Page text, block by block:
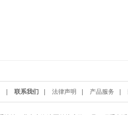
联系我们 法律声明 产品服务